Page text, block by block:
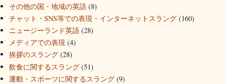
その他の国・地域の英語 (8)
チャット・SNS等での表現・インターネットスラング (160)
ニュージーランド英語 (28)
メディアでの表現 (4)
挨拶のスラング (28)
飲食に関するスラング (51)
運動・スポーツに関するスラング (9)